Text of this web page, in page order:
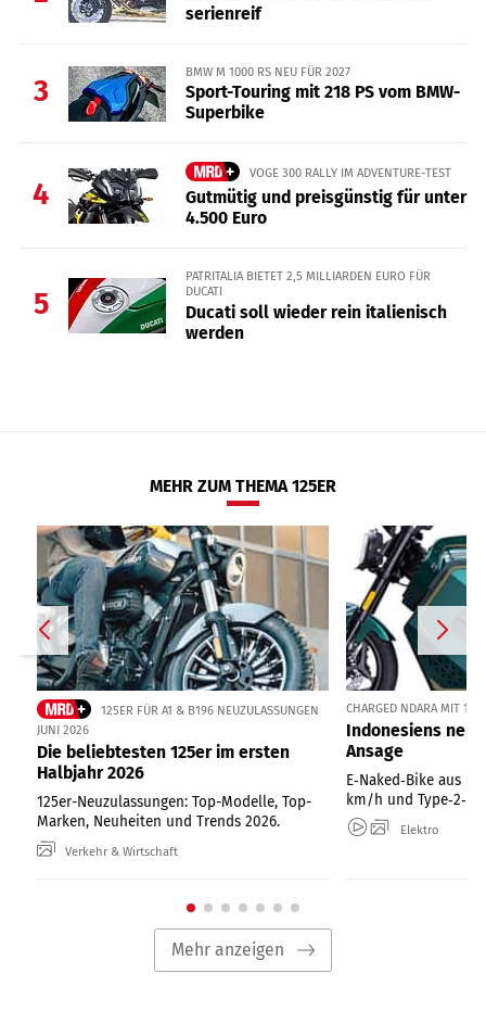
serienreif
3
BMW M 1000 RS NEU FÜR 2027
Sport-Touring mit 218 PS vom BMW-
Superbike
4
VOGE 300 RALLY IM ADVENTURE-TEST
Gutmütig und preisgünstig für unter
4.500 Euro
5
PATRITALIA BIETET 2,5 MILLIARDEN EURO FÜR
DUCATI
Ducati soll wieder rein italienisch
werden
MEHR ZUM THEMA 125ER
125ER FÜR A1 & B196 NEUZULASSUNGEN
JUNI 2026
Die beliebtesten 125er im ersten
Halbjahr 2026
125er-Neuzulassungen: Top-Modelle, Top-
Marken, Neuheiten und Trends 2026.
Verkehr & Wirtschaft
CHARGED NDARA MIT 11
Indonesiens
Ansage
E‑Naked‑Bike aus
km/h und
Elektro
Mehr anzeigen